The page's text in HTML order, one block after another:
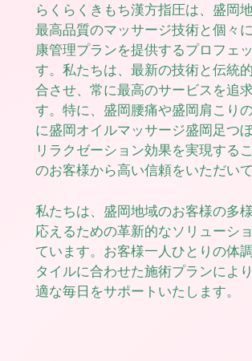
らくらくきもち漢方指圧は、盛岡
最高品質のマッサージ技術と個々
康管理プランを提供するプロフェ
す。私たちは、最新の技術と伝統
合させ、常に最高のサービスを追
す。特に、盛岡腰痛や盛岡肩こり
に盛岡オイルマッサージ盛岡足つ
リラクゼーション効果を実現する
のお客様から高い信頼をいただいて
私たちは、盛岡地域のお客様の多
応えるための革新的なソリューシ
ています。お客様一人ひとりの体
タイルに合わせた施術プランによ
適な毎日をサポートいたします。